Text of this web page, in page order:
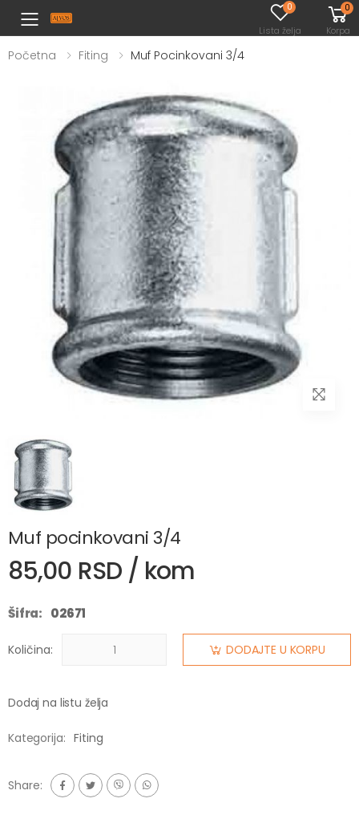
Toggle mobile menu
0
Lista želja
0
Korpa
Početna Fiting Muf Pocinkovani 3/4
Muf pocinkovani 3/4
85,00 RSD / kom
Šifra: 02671
Količina: DODAJTE U KORPU
Dodaj na listu želja
Kategorija: Fiting
Share: